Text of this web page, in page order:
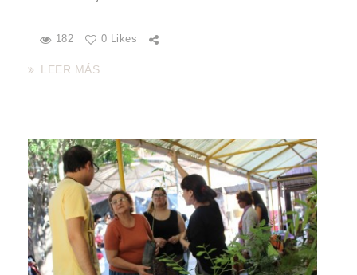
182 0 Likes
LEER MÁS